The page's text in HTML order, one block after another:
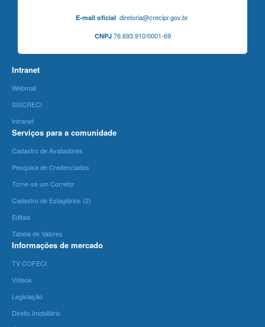
E-mail oficialdiretoria@crecipr.gov.br
CNPJ76.693.910/0001-69
Intranet
Webmail
SISCRECI
Intranet
Serviços para a comunidade
Cadastro de Avaliadores
Pesquisa de Credenciados
Torne-se um Corretor
Cadastro de Estagiários (2)
Editais
Tabela de Valores
Informações de mercado
TV COFECI
Vídeos
Legislação
Direito Imobiliário